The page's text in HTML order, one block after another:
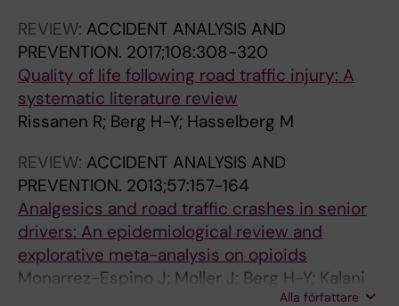
REVIEW: ACCIDENT ANALYSIS AND
PREVENTION. 2017;108:308-320
Quality of life following road traffic injury: A
systematic literature review
Rissanen R; Berg H-Y; Hasselberg M
REVIEW: ACCIDENT ANALYSIS AND
PREVENTION. 2013;57:157-164
Analgesics and road traffic crashes in senior
drivers: An epidemiological review and
explorative meta-analysis on opioids
Monarrez-Espino J; Moller J; Berg H-Y; Kalani
Alla författare